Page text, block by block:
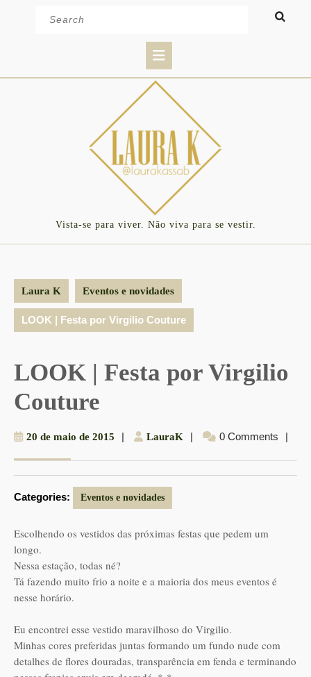
Button
Vista-se para viver. Não viva para se vestir.
Laura K Eventos e novidades
LOOK | Festa por Virgilio Couture
LOOK | Festa por Virgilio
Couture
20 de maio de 2015 20
2015
| LauraK LauraK
| 0 Comments |
Categories: Eventos e novidades
Escolhendo os vestidos das próximas festas que pedem um
longo.
Nessa estação, todas né?
Tá fazendo muito frio a noite e a maioria dos meus eventos é
nesse horário.
Eu encontrei esse vestido maravilhoso do Virgilio.
Minhas cores preferidas juntas formando um fundo nude com
detalhes de flores douradas, transparência em fenda e terminando